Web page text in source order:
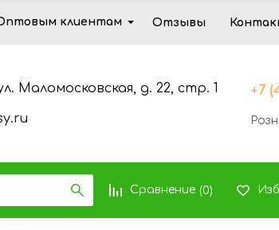
клиентам Отзывы
Маломосковская, д. 22, стр. 1 +7
Сравнение (0)